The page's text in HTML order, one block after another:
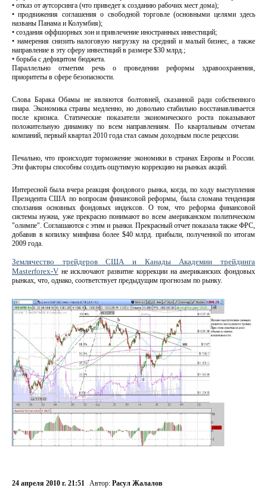
• отказ от аутсорсинга (что приведет к созданию рабочих мест дома);
• продвижения соглашения о свободной торговле (основными целями здесь
названы Панама и Колумбия);
• создания оффшорных зон и привлечение иностранных инвестиций;
• намерения снизить налоговую нагрузку на средний и малый бизнес, а также
направление в эту сферу инвестиций в размере $30 млрд.;
• борьба с дефицитом бюджета.
Параллельно отметим речь о проведении реформы здравоохранения,
приоритеты в сфере безопасности.
Слова Барака Обамы не являются болтовней, сказанной ради собственного
пиара. Экономика страны медленно, но довольно стабильно восстанавливается
после кризиса. Статические показатели экономического роста показывают
положительную динамику по всем направлениям. По квартальным отчетам
компаний, первый квартал 2010 года стал самым доходным после рецессии.
Печально, что происходит торможение экономики в странах Европы и России.
Эти факторы способны создать ощутимую коррекцию на рынках акций.
Интересной была вчера реакция фондового рынка, когда, по ходу выступления
Президента США по вопросам финансовой реформы, была сломана тенденция
сползания основных фондовых индексов. О том, что реформа финансовой
системы нужна, уже прекрасно понимают во всем американском политическом
"олимпе". Соглашаются с этим и рынки. Прекрасный отчет показала также ФРС,
добавив в копилку минфина более $40 млрд. прибыли, полученной по итогам
2009 года.
Землячество трейдеров США и Канады Академии трейдинга
Masterforex-V не исключают развитие коррекции на американских фондовых
рынках, что, однако, соответствует предыдущим прогнозам по рынку.
24 апреля 2010 г. 21:51 Автор: Расул Жалалов